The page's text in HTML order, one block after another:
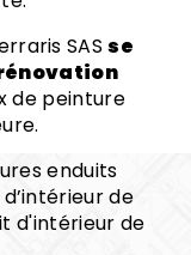
SASse
de peinture
enduits
de
d'intérieur de